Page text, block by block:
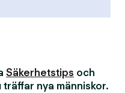
Säkerhetstips och
träffar nya människor.